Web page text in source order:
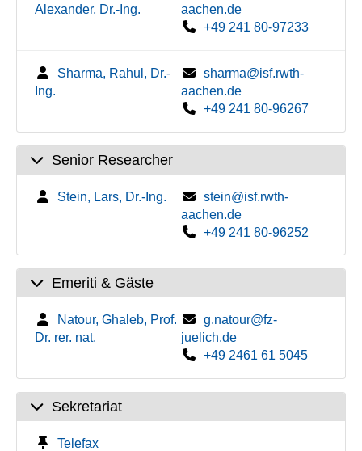
Alexander, Dr.-Ing.
aachen.de
+49 241 80-97233
Sharma, Rahul, Dr.-
Ing.
sharma@isf.rwth-
aachen.de
+49 241 80-96267
Senior Researcher
Stein, Lars, Dr.-Ing.
stein@isf.rwth-
aachen.de
+49 241 80-96252
Emeriti & Gäste
Natour, Ghaleb, Prof.
Dr. rer. nat.
g.natour@fz-
juelich.de
+49 2461 61 5045
Sekretariat
Telefax